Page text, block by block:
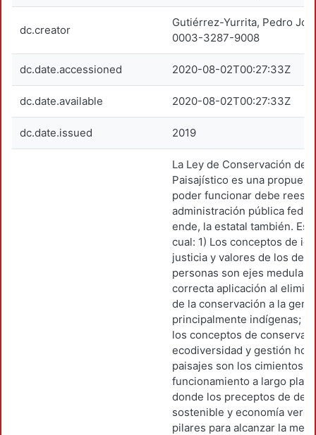
dc.creator
Gutiérrez-Yurrita, Pedro
0003-3287-9008
dc.date.accessioned 2020-08-02T00:27:33Z
dc.date.available 2020-08-02T00:27:33Z
dc.date.issued 2019
La Ley de Conservación del
Paisajístico es una
poder funcionar debe
administración pública
ende, la estatal también. Es
cual: 1) Los conceptos de
justicia y valores de los
personas son ejes
correcta aplicación al
de la conservación a la
principalmente indígenas;
los conceptos de
ecodiversidad y gestión
paisajes son los cimientos
funcionamiento a largo
donde los preceptos de
sostenible y economía
pilares para alcanzar la